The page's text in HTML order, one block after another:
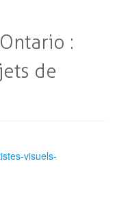
:
de
visuels-